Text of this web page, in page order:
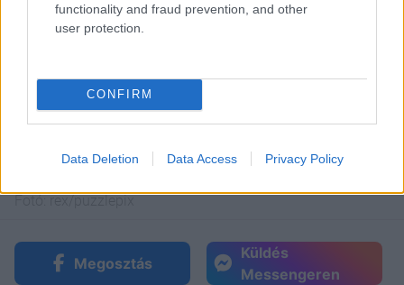
functionality and fraud prevention, and other
user protection.
CONFIRM
Data Deletion Data Access Privacy Policy
Megosztás
Küldés
Messengeren